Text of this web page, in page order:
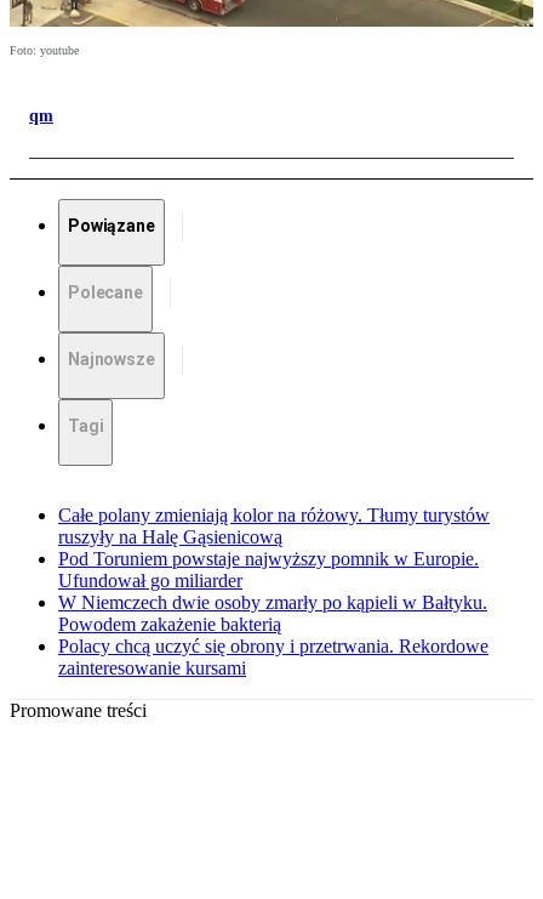
Foto: youtube
qm
Powiązane
Polecane
Najnowsze
Tagi
Całe polany zmieniają kolor na różowy. Tłumy turystów
ruszyły na Halę Gąsienicową
Pod Toruniem powstaje najwyższy pomnik w Europie.
Ufundował go miliarder
W Niemczech dwie osoby zmarły po kąpieli w Bałtyku.
Powodem zakażenie bakterią
Polacy chcą uczyć się obrony i przetrwania. Rekordowe
zainteresowanie kursami
Promowane treści